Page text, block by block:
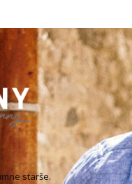
starše.